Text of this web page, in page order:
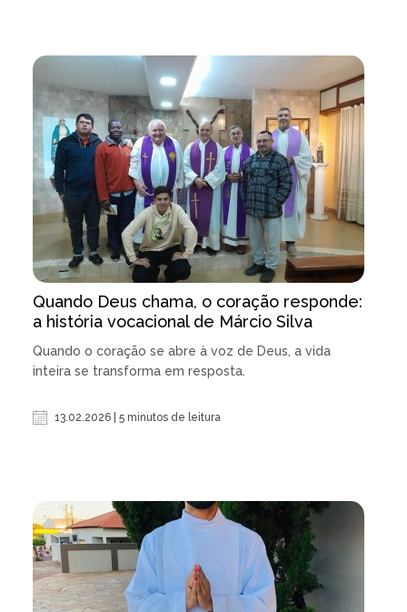
Quando Deus chama, o coração responde:
a história vocacional de Márcio Silva
Quando o coração se abre à voz de Deus, a vida
inteira se transforma em resposta.
13.02.2026 | 5 minutos de leitura